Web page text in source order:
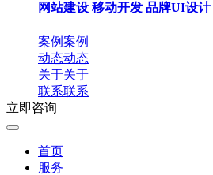
网站建设 移动开发 品牌UI设计
案例案例
动态动态
关于关于
联系联系
立即咨询
首页
服务